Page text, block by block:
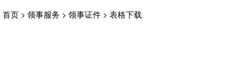
首页 > 领事服务 > 领事证件 > 表格下载